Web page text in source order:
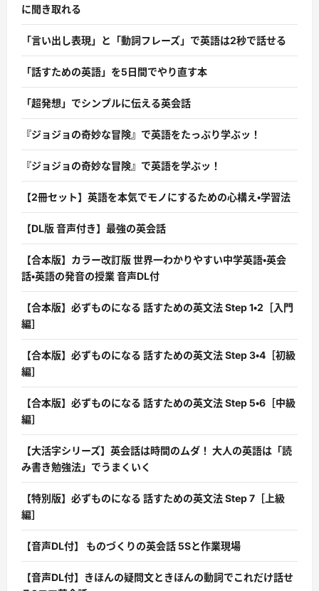
に聞き取れる
「言い出し表現」と「動詞フレーズ」で英語は2秒で話せる
「話すための英語」を5日間でやり直す本
「超発想」でシンプルに伝える英会話
『ジョジョの奇妙な冒険』で英語をたっぷり学ぶッ！
『ジョジョの奇妙な冒険』で英語を学ぶッ！
【2冊セット】英語を本気でモノにするための心構え・学習法
【DL版 音声付き】最強の英会話
【合本版】カラー改訂版 世界一わかりやすい中学英語・英会
話・英語の発音の授業 音声DL付
【合本版】必ずものになる 話すための英文法 Step 1・2［入門
編］
【合本版】必ずものになる 話すための英文法 Step 3・4［初級
編］
【合本版】必ずものになる 話すための英文法 Step 5・6［中級
編］
【大活字シリーズ】英会話は時間のムダ！ 大人の英語は「読
み書き勉強法」でうまくいく
【特別版】必ずものになる 話すための英文法 Step 7［上級
編］
【音声DL付】 ものづくりの英会話 5Sと作業現場
【音声DL付】きほんの疑問文ときほんの動詞でこれだけ話せ